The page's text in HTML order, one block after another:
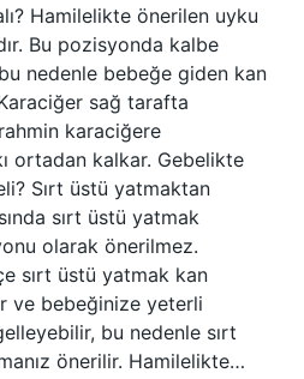
Hamilelikte önerilen uyku
Bu pozisyonda kalbe
nedenle bebeğe giden kan
sağ tarafta
karaciğere
ortadan kalkar. Gebelikte
Sırt üstü yatmaktan
sırt üstü yatmak
olarak önerilmez.
sırt üstü yatmak kan
ve bebeğinize yeterli
bu nedenle sırt
önerilir. Hamilelikte…